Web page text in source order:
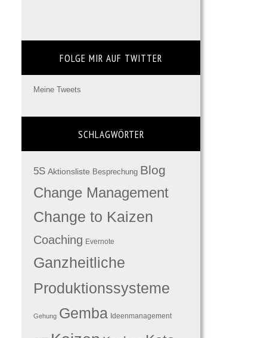
FOLGE MIR AUF TWITTER
Meine Tweets
SCHLAGWÖRTER
5S Aktionsliste Besprechung Blog
Change Management
Change to Kaizen
Coaching Evernote
Ganzheitliche
Produktionssysteme
Gehung Gemba Ideenmanagement